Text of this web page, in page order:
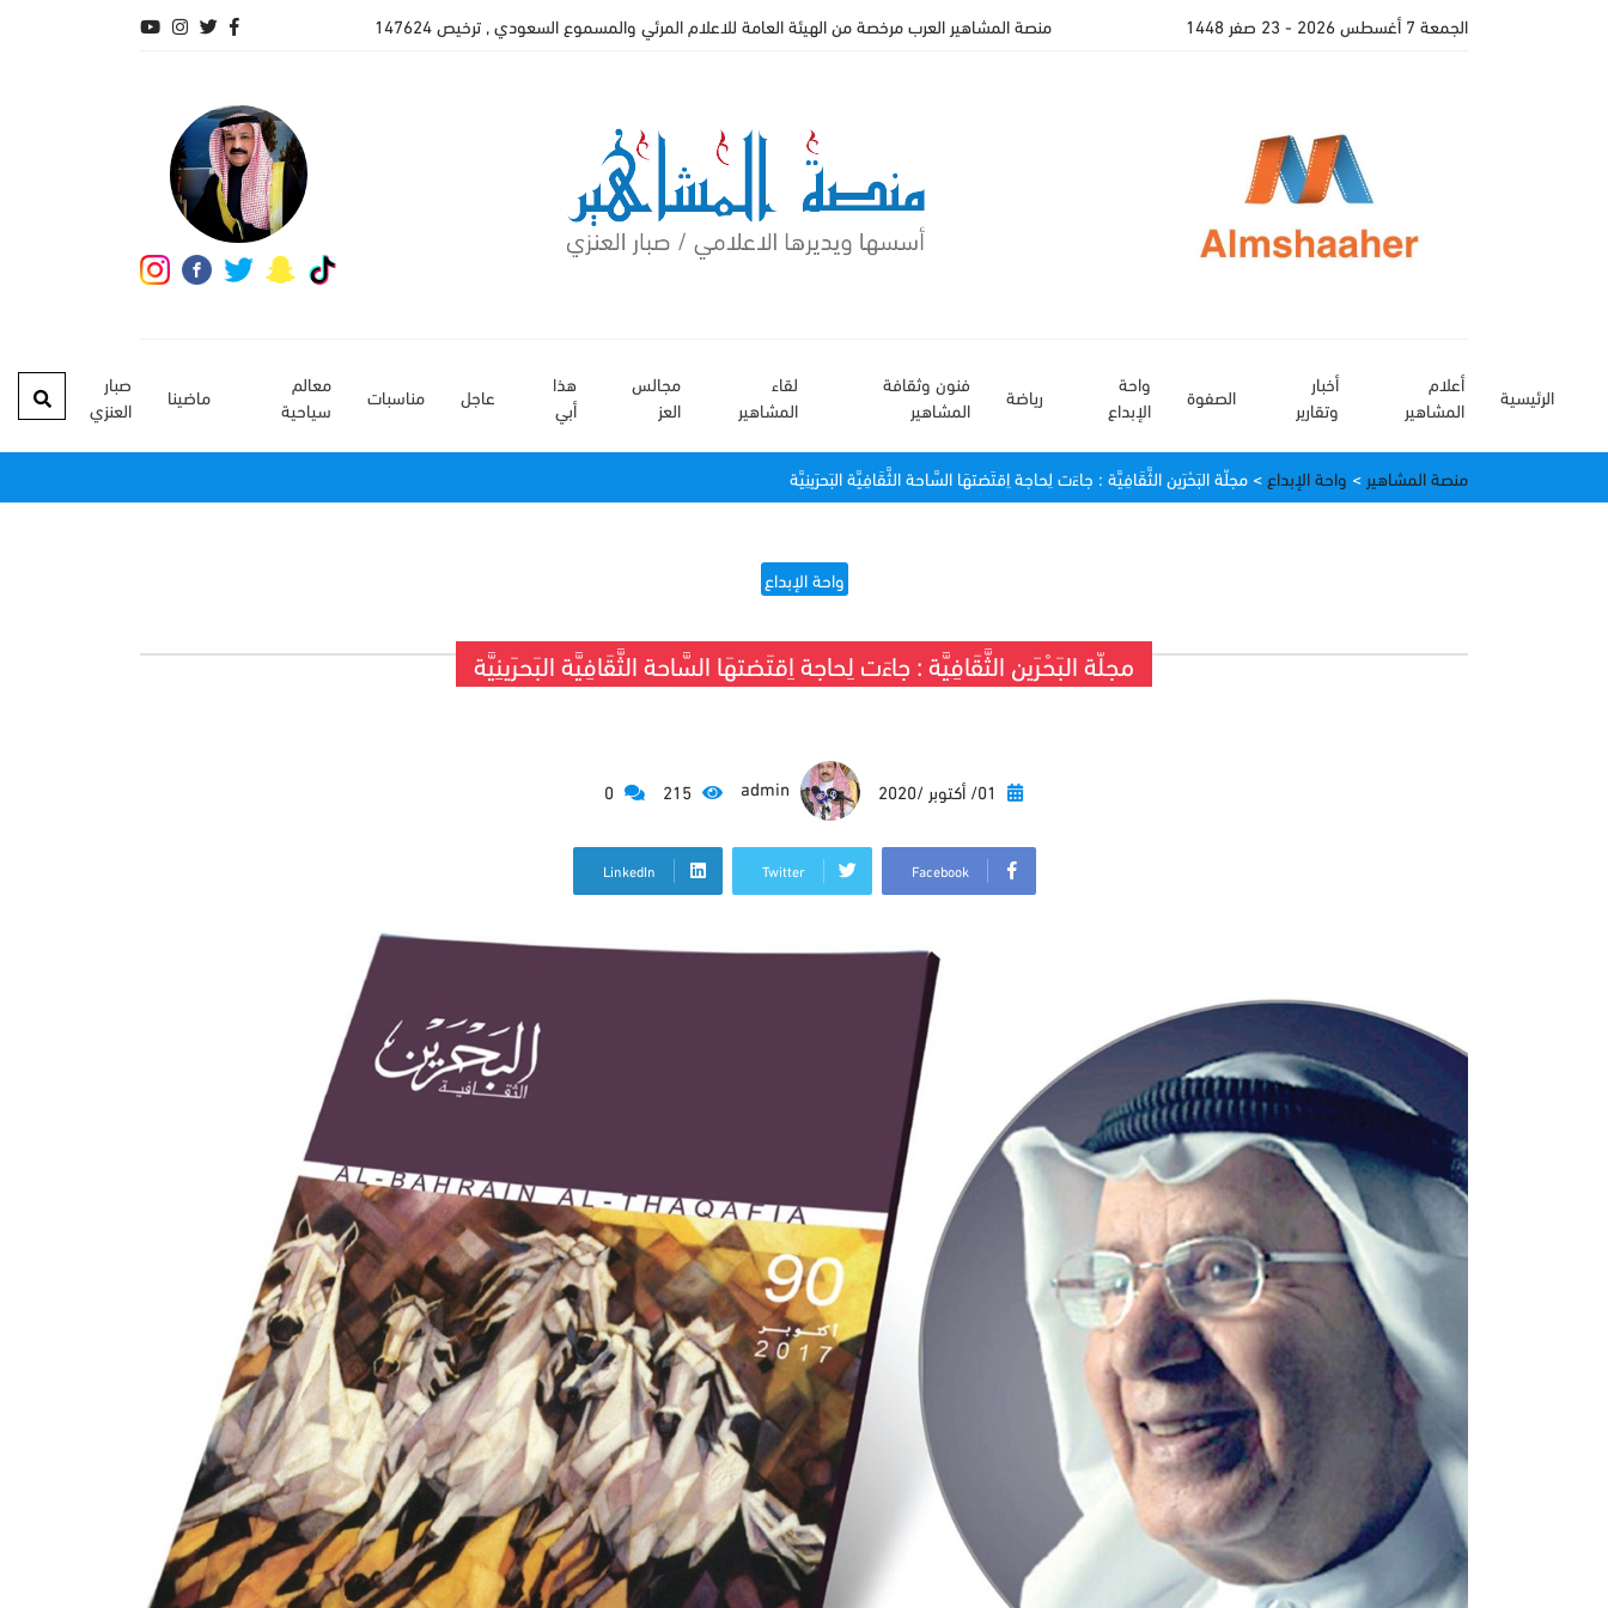
الجمعة 7 أغسطس 2026 - 23 صفر 1448 منصة المشاهير العرب مرخصة من الهيئة العامة للاعلام المرئي والمسموع السعودي , ترخيص 147624
الرئيسية
أعلام
المشاهير
أخبار
وتقارير
الصفوة
واحة
الإبداع
رياضة
فنون وثقافة
المشاهير
لقاء
المشاهير
مجالس
العز
هذا
أبي
عاجل مناسبات
معالم
سياحية
ماضينا
صبار
العنزي
منصة المشاهير > واحة الإبداع > مجلّة البَحْرَين الثَّقَافِيَّة : جاءَت لِحاجة اِقتَضتهَا السَّاحة الثَّقَافِيَّة البَحرَينِيَّة
واحة الإبداع
مجلّة البَحْرَين الثَّقَافِيَّة : جاءَت لِحاجة اِقتَضتهَا السَّاحة الثَّقَافِيَّة البَحرَينِيَّة
Facebook
Twitter
LinkedIn